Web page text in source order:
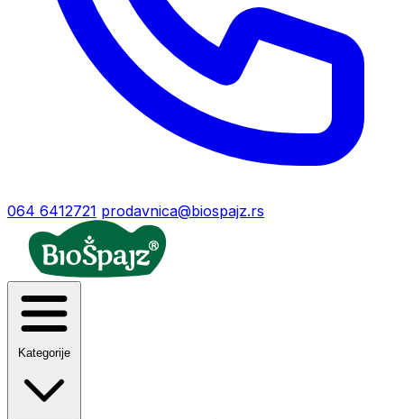
064 6412721 prodavnica@biospajz.rs
Kategorije